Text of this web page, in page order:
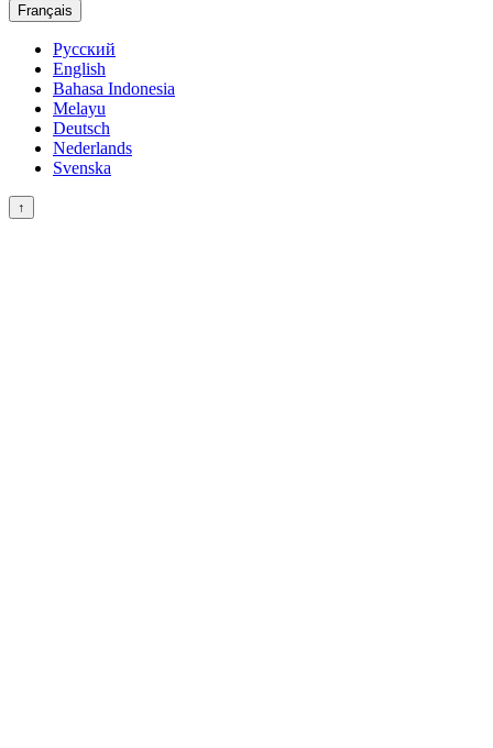
Français
Русский
English
Bahasa Indonesia
Melayu
Deutsch
Nederlands
Svenska
↑